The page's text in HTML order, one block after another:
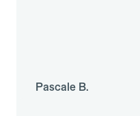
Pascale B.